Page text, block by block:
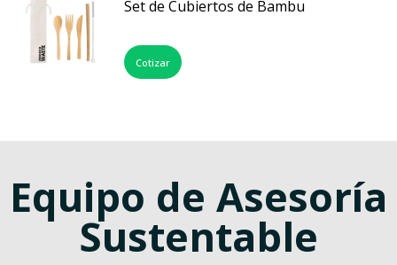
Set de Cubiertos de Bambu
Cotizar
Equipo de Asesoría
Sustentable